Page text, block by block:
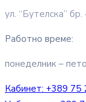
ул. “Бутелска” бр.
Работно време:
понеделник –
Кабинет: +389 75